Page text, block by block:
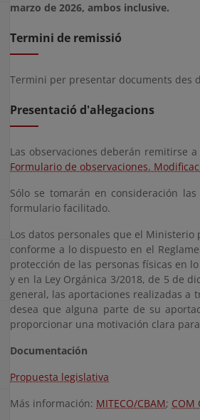
marzo de 2026, ambos inclusive.
Termini de remissió
Termini per presentar documents des
Presentació d'al·legacions
Las observaciones deberán remitirse
Formulario de observaciones.
Sólo se tomarán en consideración
formulario facilitado.
Los datos personales que el Ministerio
conforme a lo dispuesto en el
protección de las personas físicas en
y en la Ley Orgánica 3/2018, de 5 de
general, las aportaciones realizadas a
desea que alguna parte de su
proporcionar una motivación clara
Documentación
Propuesta legislativa
Más información: MITECO/CBAM; COM